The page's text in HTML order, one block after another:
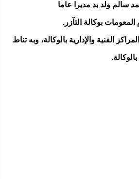
سالم ولد بد مديرا عاما
بوكالة التآزر.
الفنية والإدارية بالوكالة، وبه تناط